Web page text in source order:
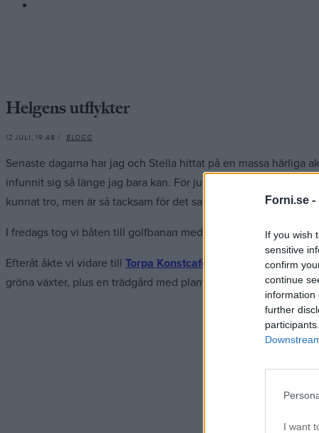
Forni.se -
If you wish
sensitive
confirm
continue
information
further
I want
Helgens utflykter
12 JULI, 19:48 / BLOGG
Senaste dagarna har jag och Stella hittat på en massa härliga
infunnit sig så länge jag bara kan. För ju äldre Stella blir
kunnat tro, men är så tacksam för det samtidigt.
I fredags tog vi båten till golfbanan med Simon och Alva
Efteråt åkte vi vidare till Torpa Konstcafé
för kaffe på deras
gröna växter, plus en trädgård med plantor och blommor